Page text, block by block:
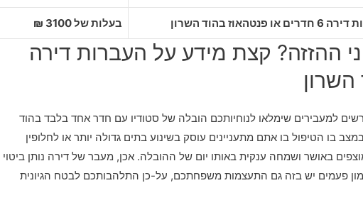
בהוד השרון בעלות של 3100 ₪
ההזזה? קצת מידע על העברות דירה
למעבירים שימלאו לנוחיותכם הובלה של סטודיו עם חדר אחד בלבד בהוד
בו הטיפול בו אתם מתעניינים עוסק בשינוע בתים גדולה יותר או לחלופין
באושר ושמחה ענקית באותו יום של ההובלה. אכן, מעבר של דירה נותן ביטוי
פעמים יש בזה גם התעצמות משפחתכם, על-כן התלהבותכם לבטח הגיונית